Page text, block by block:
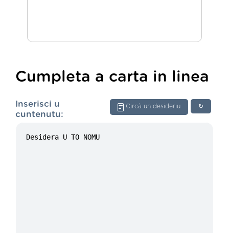
Cumpleta a carta in linea
↻
Circà un desideriu
Inserisci u
cuntenutu: